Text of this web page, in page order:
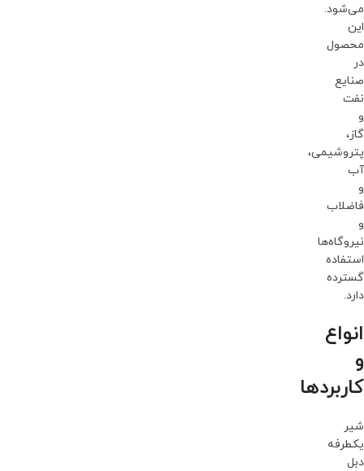
می‌شود.
این
محصول
در
صنایع
نفت
و
گاز،
پتروشیمی،
آب
و
فاضلاب
و
نیروگاه‌ها
استفاده
گسترده
دارد.
انواع
و
کاربردها
شیر
یکطرفه
دبل